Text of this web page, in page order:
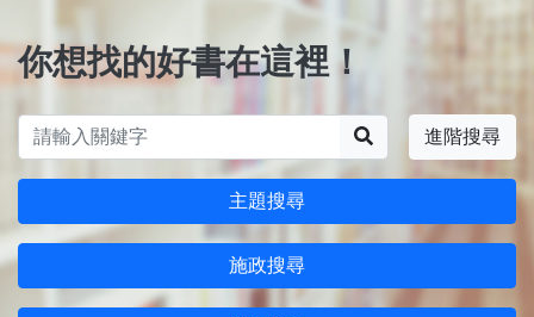
你想找的好書在這裡！
進階搜尋
主題搜尋
施政搜尋